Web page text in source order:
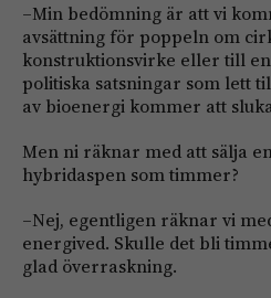
–Min bedömning är att vi
avsättning för poppeln om
konstruktionsvirke eller till
politiska satsningar som lett
av bioenergi kommer att
Men ni räknar med att sälja
hybridaspen som timmer?
–Nej, egentligen räknar vi
energived. Skulle det bli
glad överraskning.